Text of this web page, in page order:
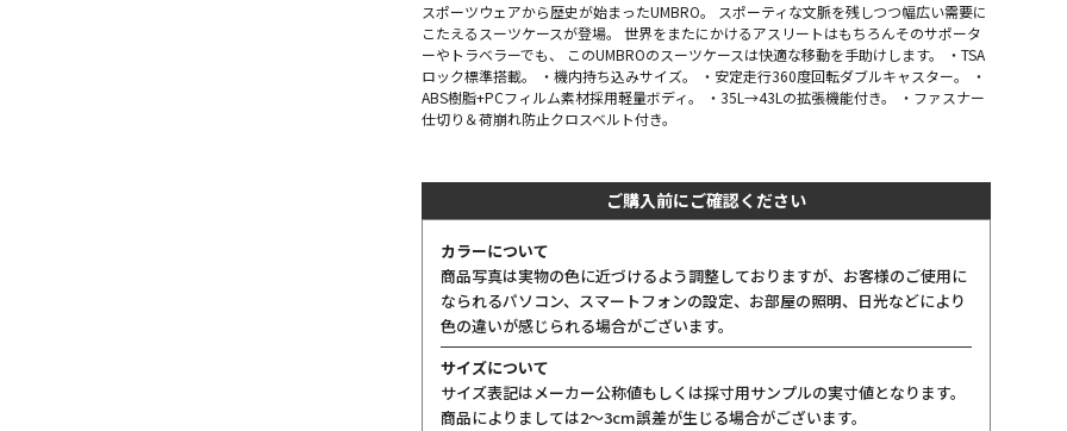
スポーツウェアから歴史が始まったUMBRO。 スポーティな文脈を残しつつ幅広い需要に
こたえるスーツケースが登場。 世界をまたにかけるアスリートはもちろんそのサポータ
ーやトラベラーでも、 このUMBROのスーツケースは快適な移動を手助けします。 ・TSA
ロック標準搭載。 ・機内持ち込みサイズ。 ・安定走行360度回転ダブルキャスター。 ・
ABS樹脂+PCフィルム素材採用軽量ボディ。 ・35L→43Lの拡張機能付き。 ・ファスナー
仕切り＆荷崩れ防止クロスベルト付き。
ご購入前にご確認ください
カラーについて
商品写真は実物の色に近づけるよう調整しておりますが、お客様のご使用に
なられるパソコン、スマートフォンの設定、お部屋の照明、日光などにより
色の違いが感じられる場合がございます。
サイズについて
サイズ表記はメーカー公称値もしくは採寸用サンプルの実寸値となります。
商品によりましては2〜3cm誤差が生じる場合がございます。